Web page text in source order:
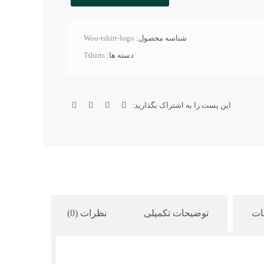
شناسه محصول: Woo-tshirt-logo
دسته ها: Tshirts
این پست را به اشتراک بگذارید:
توضیحات تکمیلی نظرات (0)